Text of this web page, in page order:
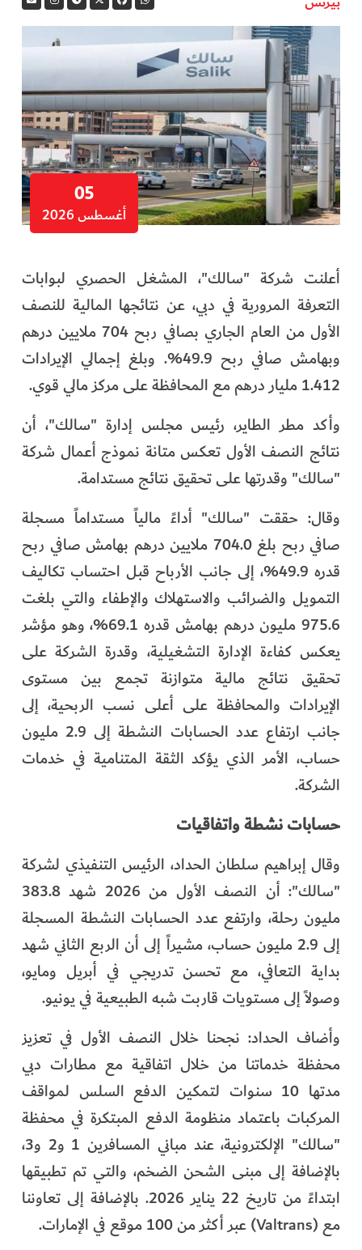
05
أغسطس 2026
أعلنت شركة "سالك"، المشغل الحصري لبوابات
التعرفة المرورية في دبي، عن نتائجها المالية للنصف
الأول من العام الجاري بصافي ربح 704 ملايين درهم
وبهامش صافي ربح 49.9%. وبلغ إجمالي الإيرادات
1.412 مليار درهم مع المحافظة على مركز مالي قوي.
وأكد مطر الطاير، رئيس مجلس إدارة "سالك"، أن
نتائج النصف الأول تعكس متانة نموذج أعمال شركة
"سالك" وقدرتها على تحقيق نتائج مستدامة.
وقال: حققت "سالك" أداءً مالياً مستداماً مسجلة
صافي ربح بلغ 704.0 ملايين درهم بهامش صافي ربح
قدره 49.9%، إلى جانب الأرباح قبل احتساب تكاليف
التمويل والضرائب والاستهلاك والإطفاء والتي بلغت
975.6 مليون درهم بهامش قدره 69.1%، وهو مؤشر
يعكس كفاءة الإدارة التشغيلية، وقدرة الشركة على
تحقيق نتائج مالية متوازنة تجمع بين مستوى
الإيرادات والمحافظة على أعلى نسب الربحية، إلى
جانب ارتفاع عدد الحسابات النشطة إلى 2.9 مليون
حساب، الأمر الذي يؤكد الثقة المتنامية في خدمات
الشركة.
حسابات نشطة واتفاقيات
وقال إبراهيم سلطان الحداد، الرئيس التنفيذي لشركة
"سالك": أن النصف الأول من 2026 شهد 383.8
مليون رحلة، وارتفع عدد الحسابات النشطة المسجلة
إلى 2.9 مليون حساب، مشيراً إلى أن الربع الثاني شهد
بداية التعافي، مع تحسن تدريجي في أبريل ومايو،
وصولاً إلى مستويات قاربت شبه الطبيعية في يونيو.
وأضاف الحداد: نجحنا خلال النصف الأول في تعزيز
محفظة خدماتنا من خلال اتفاقية مع مطارات دبي
مدتها 10 سنوات لتمكين الدفع السلس لمواقف
المركبات باعتماد منظومة الدفع المبتكرة في محفظة
"سالك" الإلكترونية، عند مباني المسافرين 1 و2 و3،
بالإضافة إلى مبنى الشحن الضخم، والتي تم تطبيقها
ابتداءً من تاريخ 22 يناير 2026. بالإضافة إلى تعاوننا
مع (Valtrans) عبر أكثر من 100 موقع في الإمارات.